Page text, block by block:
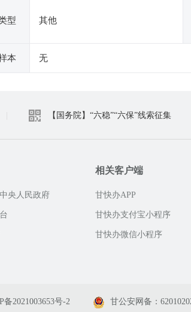
型 其他
本 无
【国务院】“六稳”“六保”线索征集
央人民政府
相关客户端
甘快办APP
甘快办支付宝小程序
甘快办微信小程序
2021003653号-2 甘公安网备：